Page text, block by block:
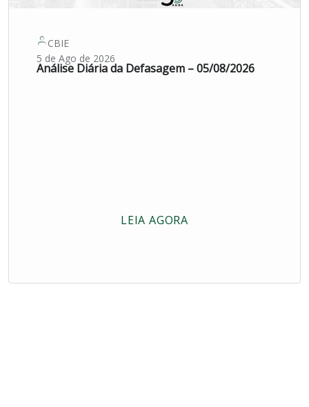
CBIE
5 de Ago de 2026
Análise Diária da Defasagem – 05/08/2026
LEIA AGORA